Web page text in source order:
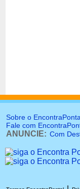
Sobre o
Fale com
ANUNCIE: Com